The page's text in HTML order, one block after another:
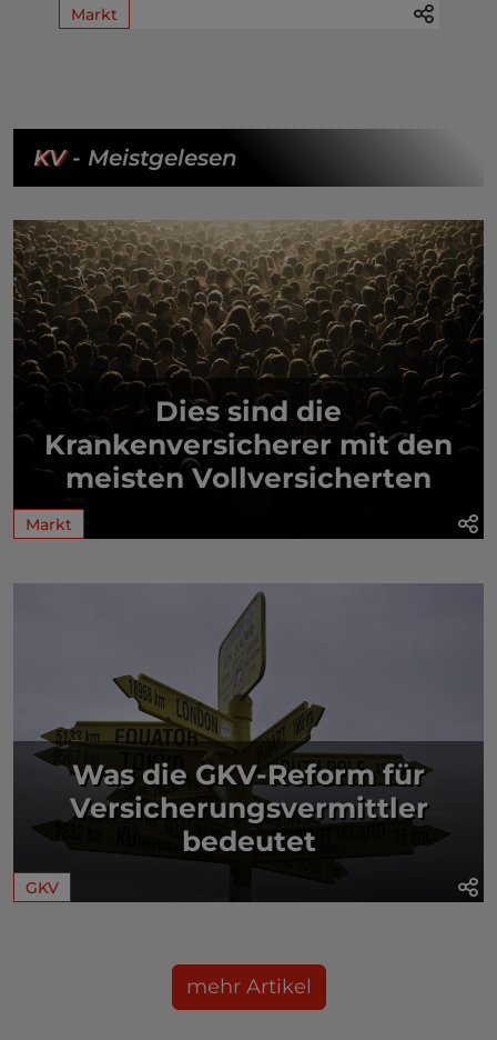
Markt
KV- Meistgelesen
Dies sind die
Krankenversicherer mit den
meisten Vollversicherten
Markt
Was die GKV-Reform für
Versicherungsvermittler
bedeutet
GKV
mehr Artikel